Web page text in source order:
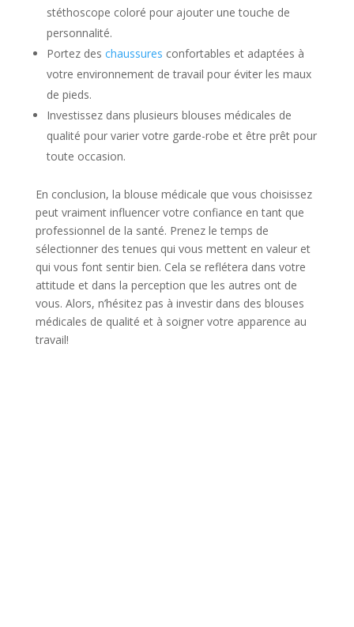
stéthoscope coloré pour ajouter une touche de
personnalité.
Portez des chaussures confortables et adaptées à
votre environnement de travail pour éviter les maux
de pieds.
Investissez dans plusieurs blouses médicales de
qualité pour varier votre garde-robe et être prêt pour
toute occasion.
En conclusion, la blouse médicale que vous choisissez
peut vraiment influencer votre confiance en tant que
professionnel de la santé. Prenez le temps de
sélectionner des tenues qui vous mettent en valeur et
qui vous font sentir bien. Cela se reflétera dans votre
attitude et dans la perception que les autres ont de
vous. Alors, n’hésitez pas à investir dans des blouses
médicales de qualité et à soigner votre apparence au
travail!